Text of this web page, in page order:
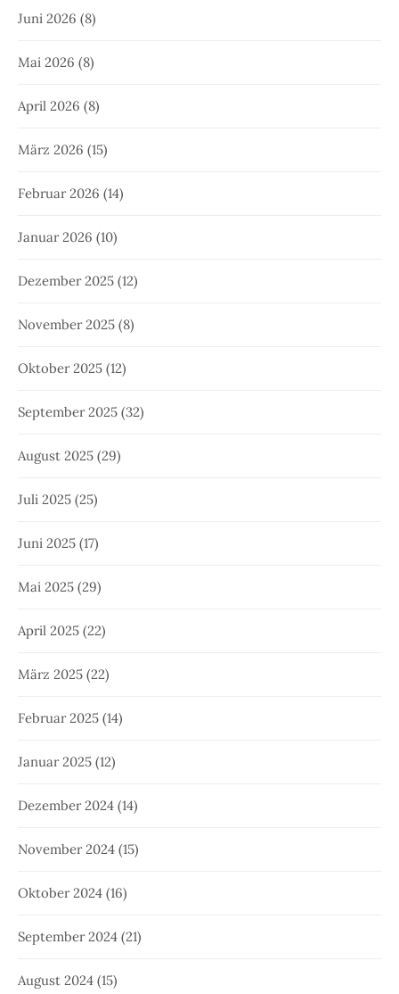
Juni 2026 (8)
Mai 2026 (8)
April 2026 (8)
März 2026 (15)
Februar 2026 (14)
Januar 2026 (10)
Dezember 2025 (12)
November 2025 (8)
Oktober 2025 (12)
September 2025 (32)
August 2025 (29)
Juli 2025 (25)
Juni 2025 (17)
Mai 2025 (29)
April 2025 (22)
März 2025 (22)
Februar 2025 (14)
Januar 2025 (12)
Dezember 2024 (14)
November 2024 (15)
Oktober 2024 (16)
September 2024 (21)
August 2024 (15)